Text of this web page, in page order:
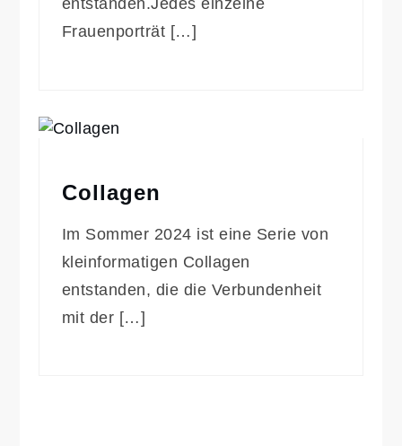
Frauenporträt […]
Collagen
Im Sommer 2024 ist eine Serie von
kleinformatigen Collagen
entstanden, die die Verbundenheit
mit der […]